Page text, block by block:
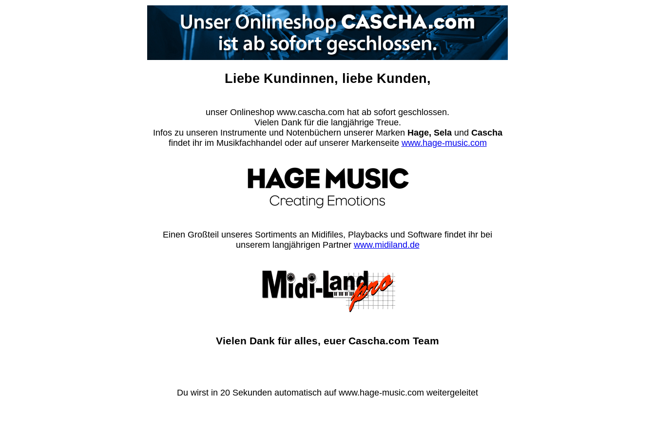
Liebe Kundinnen, liebe Kunden,
unser Onlineshop www.cascha.com hat ab sofort geschlossen.
Vielen Dank für die langjährige Treue.
Infos zu unseren Instrumente und Notenbüchern unserer Marken Hage, Selaund Cascha
findet ihr im Musikfachhandel oder auf unserer Markenseite www.hage-music.com
Einen Großteil unseres Sortiments an Midifiles, Playbacks und Software findet ihr bei
unserem langjährigen Partner www.midiland.de
Vielen Dank für alles, euer Cascha.com Team
Du wirst in 20 Sekunden automatisch auf www.hage-music.com weitergeleitet